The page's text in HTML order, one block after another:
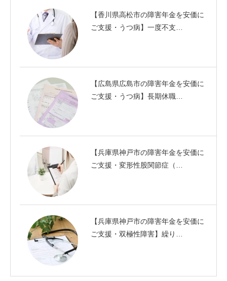
【香川県高松市の障害年金を安価に
ご支援・うつ病】一度不支…
【広島県広島市の障害年金を安価に
ご支援・うつ病】長期休職…
【兵庫県神戸市の障害年金を安価に
ご支援・変形性股関節症（…
【兵庫県神戸市の障害年金を安価に
ご支援・双極性障害】繰り…